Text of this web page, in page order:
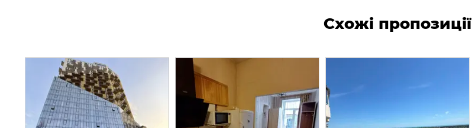
Схожі пропозиції